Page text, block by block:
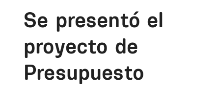
Se presentó el
proyecto de
Presupuesto